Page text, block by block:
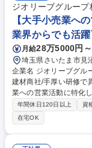
■社内パソコン、Office
問い合わせ対応・電話対応、
内SE】ベテラン歓迎
ジオリーブグループ
【大手小売業へ
業界からでも活
月給28万5000円
埼玉県さいたま市見
企業名 ジオリーブグループ株式会社 求人名 【
建材商社/手厚い研修で異業界から
業への営業活動に特化
品・サービスの営業を
増田住建等の取引先に、月
商談に向けた提案資料
ます。■新設住宅着工
年間休日120日以上 資
在宅OK